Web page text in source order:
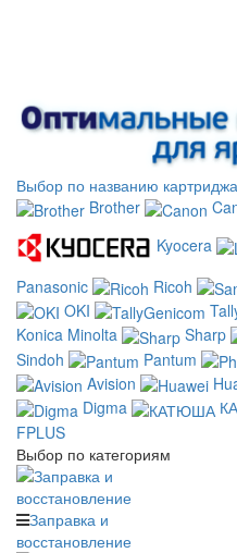
Выбор по названию картриджа
Brother
Kyocera
Panasonic
Ricoh
OKI
Konica Minolta
Sharp
Sindoh
Pantum
Avision
Digma
FPLUS
Выбор по категориям
Заправка и
восстановление